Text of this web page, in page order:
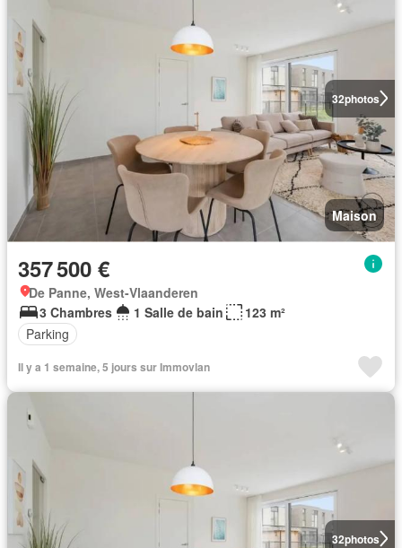
32photos
Maison
357 500 €
De Panne, West-Vlaanderen
3 Chambres
1 Salle de bain
123 m²
Parking
Il y a 1 semaine, 5 jours sur Immovlan
32photos